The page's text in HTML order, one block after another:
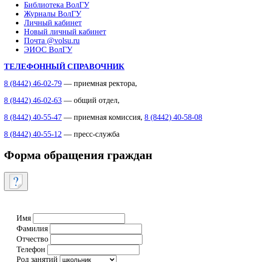
Библиотека ВолГУ
Журналы ВолГУ
Личный кабинет
Новый личный кабинет
Почта @volsu.ru
ЭИОС ВолГУ
ТЕЛЕФОННЫЙ СПРАВОЧНИК
8 (8442) 46-02-79 — приемная ректора,
8 (8442) 46-02-63 — общий отдел,
8 (8442) 40-55-47 — приемная комиссия, 8 (8442) 40-58-08
8 (8442) 40-55-12 — пресс-служба
Форма обращения граждан
Имя
Фамилия
Отчество
Телефон
Род занятий